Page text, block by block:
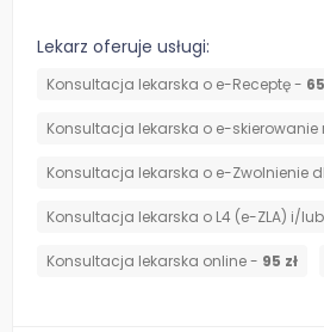
Lekarz oferuje usługi:
Konsultacja lekarska o e-Receptę -
Konsultacja lekarska o e-
Konsultacja lekarska o e-Zwolnienie
Konsultacja lekarska o L4 (e-ZLA) i/
Konsultacja lekarska online - 95 zł